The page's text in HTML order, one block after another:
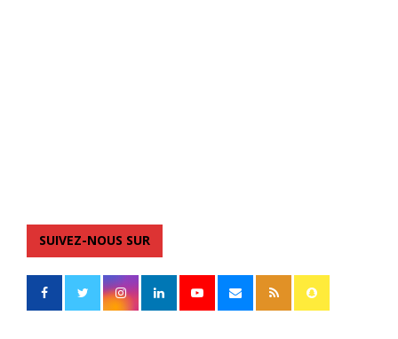
SUIVEZ-NOUS SUR